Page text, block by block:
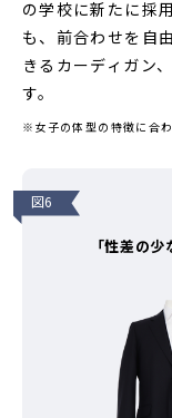
の学校に新たに採
も、前合わせを自
きるカーディガン
す。
※女子の体型の特徴に合
図6
「性差の